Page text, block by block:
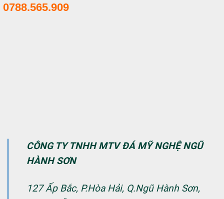
0788.565.909
CÔNG TY TNHH MTV ĐÁ MỸ NGHỆ NGŨ
HÀNH SƠN
127 Ấp Bắc, P.Hòa Hải, Q.Ngũ Hành Sơn,